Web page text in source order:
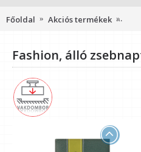
Főoldal Akciós termékek